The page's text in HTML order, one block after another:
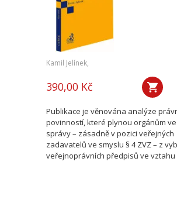
Kamil Jelínek,
390,00 Kč
Publikace je věnována analýze
povinností, které plynou orgánům
správy – zásadně v pozici veřejných
zadavatelů ve smyslu § 4 ZVZ – z
veřejnoprávních předpisů ve vztahu